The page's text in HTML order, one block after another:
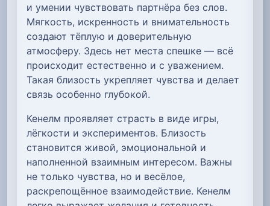
и умении чувствовать партнёра без слов.
Мягкость, искренность и внимательность
создают тёплую и доверительную
атмосферу. Здесь нет места спешке — всё
происходит естественно и с уважением.
Такая близость укрепляет чувства и делает
связь особенно глубокой.
Кенелм проявляет страсть в виде игры,
лёгкости и экспериментов. Близость
становится живой, эмоциональной и
наполненной взаимным интересом. Важны
не только чувства, но и весёлое,
раскрепощённое взаимодействие. Кенелм